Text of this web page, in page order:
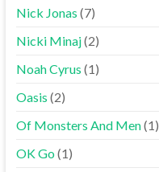
Nick Jonas (7)
Nicki Minaj(2)
Noah Cyrus (1)
Oasis (2)
Of Monsters And Men(1)
OK Go(1)